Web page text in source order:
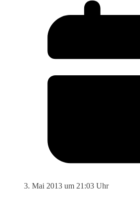
3. Mai 2013 um 21:03 Uhr